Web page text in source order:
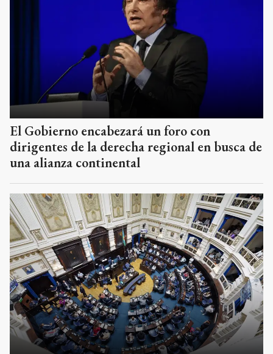
El Gobierno encabezará un foro con
dirigentes de la derecha regional en busca de
una alianza continental